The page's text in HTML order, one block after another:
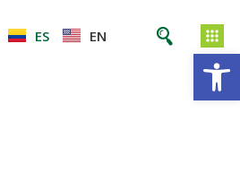
ES EN